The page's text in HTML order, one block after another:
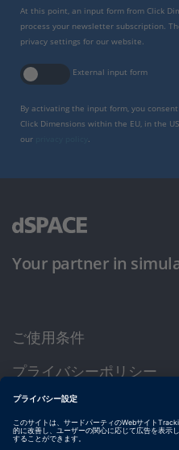
At this point, an input form from Click
process your newsletter subscription.
privacy settings for our website.
External input form
By activating the input form, you
Click Dimensions within the EU, in the
our
.
Your partner in
ご使用条件
プライバシーポリシー
約款
サイト運営会社情報